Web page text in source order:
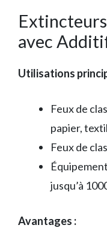
avec
Utilisations
Feux de
papier,
Feux de
jusqu’à
Avantages :